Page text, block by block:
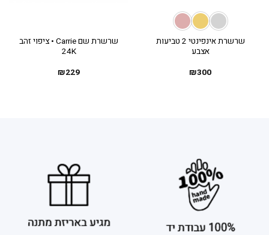
שרשרת אינפינטי 2 טביעות
אצבע
₪300
שרשרת שם Carrie • ציפוי זהב
24K
₪229